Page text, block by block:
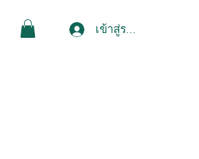
เข้าสู่ระบบ